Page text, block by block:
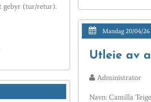
gebyr (tur/retur).
Mandag 20/04/26
Utleie av
Administrator
Navn: Camilla